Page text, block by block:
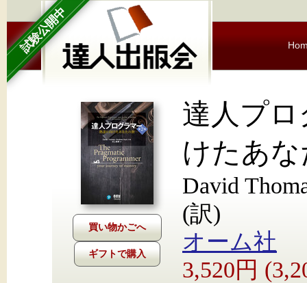
試験公開中
ギフトで購入
達人プ
けたあ
David
(訳)
オーム社
3,520円